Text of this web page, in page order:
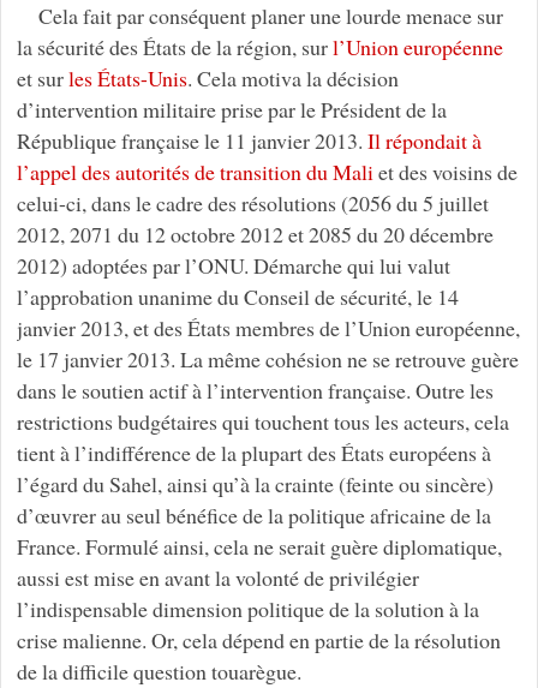
Cela fait par conséquent planer une lourde menace sur
la sécurité des États de la région, surl’Union européenne
et surles États-Unis. Cela motiva la décision
d’intervention militaire prise par le Président de la
République française le 11 janvier 2013. Il répondait à
l’appel des autorités de transition du Maliet des voisins de
celui-ci, dans le cadre des résolutions (2056 du 5 juillet
2012, 2071 du 12 octobre 2012 et 2085 du 20 décembre
2012) adoptées par l’ONU. Démarche qui lui valut
l’approbation unanime du Conseil de sécurité, le 14
janvier 2013, et des États membres de l’Union européenne,
le 17 janvier 2013. La même cohésion ne se retrouve guère
dans le soutien actif à l’intervention française. Outre les
restrictions budgétaires qui touchent tous les acteurs, cela
tient à l’indifférence de la plupart des États européens à
l’égard du Sahel, ainsi qu’à la crainte (feinte ou sincère)
d’œuvrer au seul bénéfice de la politique africaine de la
France. Formulé ainsi, cela ne serait guère diplomatique,
aussi est mise en avant la volonté de privilégier
l’indispensable dimension politique de la solution à la
crise malienne. Or, cela dépend en partie de la résolution
de la difficile question touarègue.